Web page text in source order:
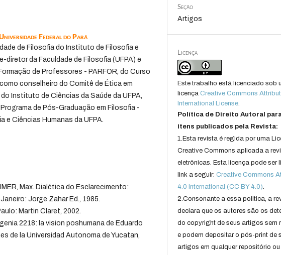
Federal do Pará
de Filosofia do Instituto de Filosofia e
diretor da Faculdade de Filosofia (UFPA) e
de Professores - PARFOR, do Curso
conselheiro do Comitê de Ética em
Instituto de Ciências da Saúde da UFPA,
de Pós-Graduação em Filosofia -
e Ciências Humanas da UFPA.
Max. Dialética do Esclarecimento:
Jorge Zahar Ed., 1985.
Martin Claret, 2002.
2218: la vision poshumana de Eduardo
de la Universidad Autonoma de Yucatan,
Seção
Artigos
Licença
Este trabalho está licenciado sob
licençaCreative Commons
International License.
Política de Direito Autoral
itens publicados pela Revista:
1.Esta revista é regida por uma
Creative Commons aplicada a
eletrônicas. Esta licença pode ser
link a seguir:Creative Commons
4.0 International (CC BY 4.0).
2.Consonante a essa politica, a
declara que os autores são os
do copyright de seus artigos sem
e podem depositar o pós-print de
artigos em qualquer repositório ou